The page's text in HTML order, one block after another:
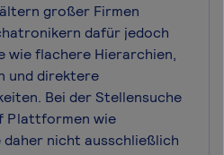
großer Firmen
dafür jedoch
wie flachere Hierarchien,
und direktere
Bei der Stellensuche
Plattformen wie
nicht ausschließlich